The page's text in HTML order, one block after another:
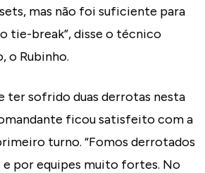
mas não foi suficiente para
tie-break”, disse o técnico
o Rubinho.
ter sofrido duas derrotas nesta
ficou satisfeito com a
turno. “Fomos derrotados
e por equipes muito fortes. No